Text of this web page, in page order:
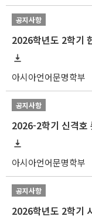
공지사항
2026학년도 2학기
아시아언어문명학부
공지사항
아시아언어문명학부
공지사항